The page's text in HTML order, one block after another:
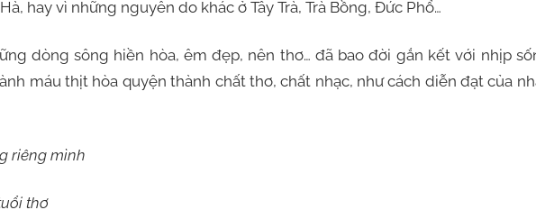
hay vì những nguyên do khác ở Tây Trà, Trà Bồng, Đức Phổ…
dòng sông hiền hòa, êm đẹp, nên thơ… đã bao đời gắn kết với nhịp
máu thịt hòa quyện thành chất thơ, chất nhạc, như cách diễn đạt của
riêng mình
thơ